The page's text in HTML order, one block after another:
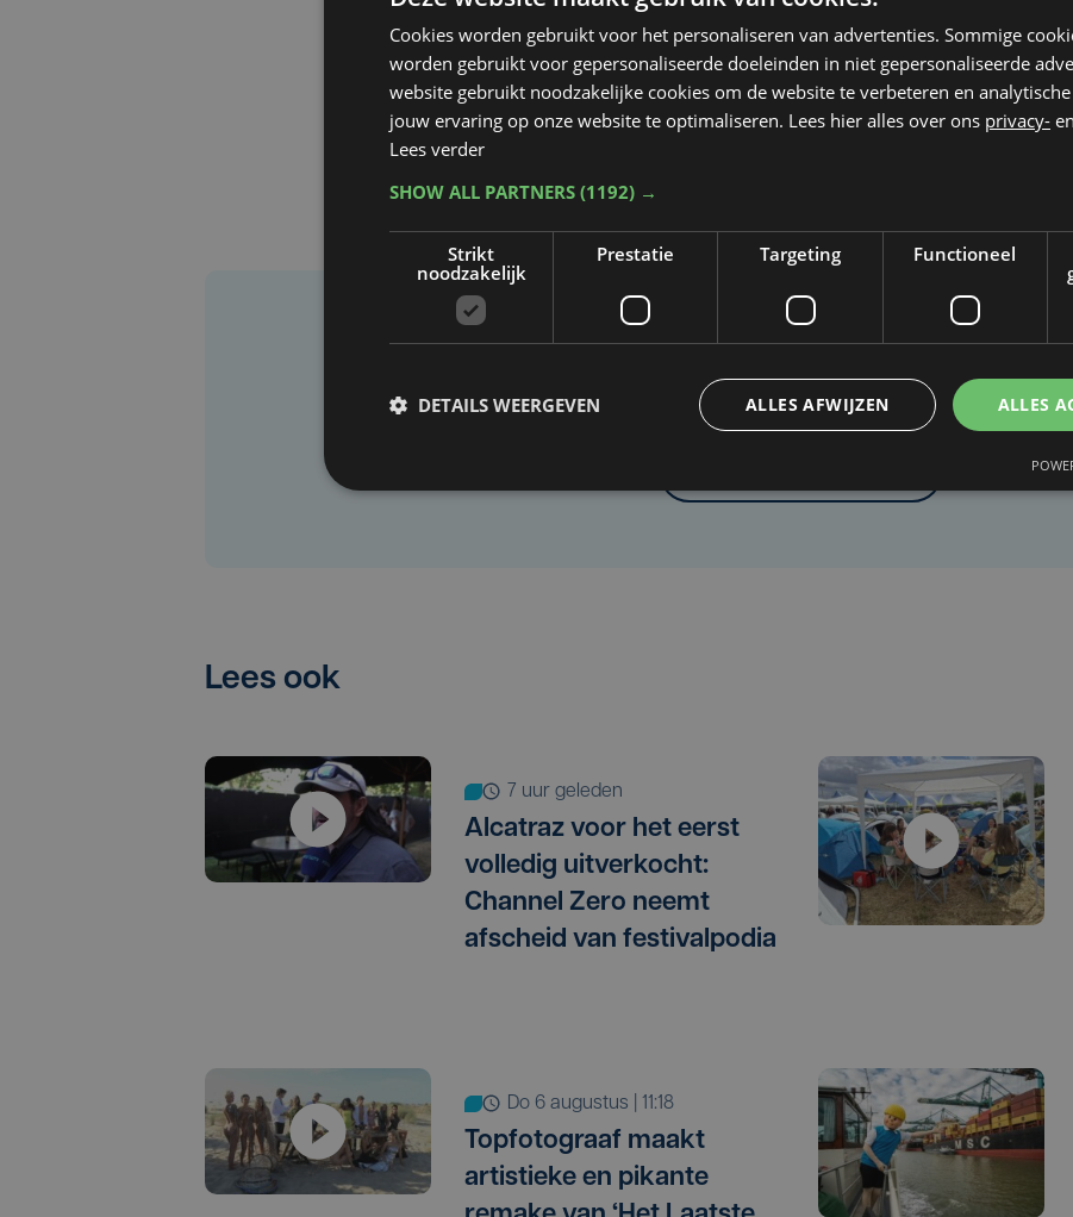
Heb je een taal- of schrijffout opgemerkt in dit artikel?
Lees ook
7 uur geleden
Alcatraz voor het eerst
volledig uitverkocht:
Channel Zero neemt
afscheid van festivalpodia
do 6 augustus | 11:18
Topfotograaf maakt
artistieke en pikante
Cookies worden gebruikt voor het personaliseren van advertenties. Sommige
worden gebruikt voor gepersonaliseerde doeleinden in niet gepersonaliseerde
website gebruikt noodzakelijke cookies om de website te verbeteren en
jouw ervaring op onze website te optimaliseren. Lees hier alles over ons privacy- en
Lees verder
SHOW ALL PARTNERS (1192) →
Strikt
noodzakelijk
Prestatie Targeting Functioneel
ALLES
ALLES AFWIJZEN
DETAILS WEERGEVEN